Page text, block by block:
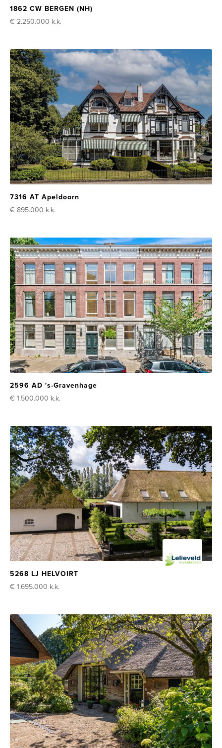
1862 CW BERGEN (NH)
€ 2.250.000 k.k.
7316 AT Apeldoorn
€ 895.000 k.k.
2596 AD 's-Gravenhage
€ 1.500.000 k.k.
5268 LJ HELVOIRT
€ 1.695.000 k.k.